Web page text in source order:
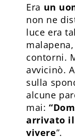
Era un
non ne
luce era
contorni.
avvicinò.
sulla
alcune
mai:
arrivato
vivere”.